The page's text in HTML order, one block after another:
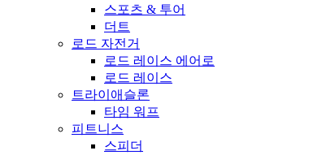
스포츠 & 투어
더트
로드 자전거
로드 레이스 에어로
로드 레이스
트라이애슬론
타임 워프
피트니스
스피더